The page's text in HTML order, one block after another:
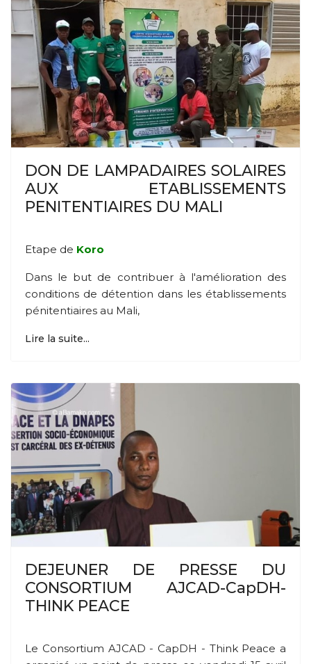
DON DE LAMPADAIRES SOLAIRES
AUX ETABLISSEMENTS
PENITENTIAIRES DU MALI
Etape de Koro
Dans le but de contribuer à l'amélioration des
conditions de détention dans les établissements
pénitentiaires au Mali,
Lire la suite...
DEJEUNER DE PRESSE DU
CONSORTIUM AJCAD-CapDH-
THINK PEACE
Le Consortium AJCAD - CapDH - Think Peace a